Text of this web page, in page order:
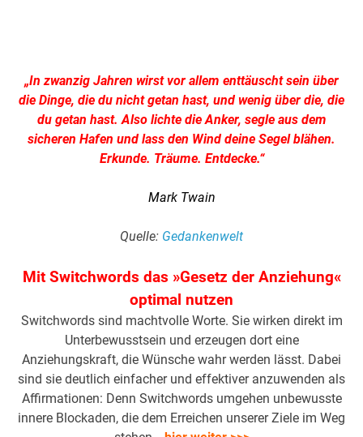
„In zwanzig Jahren wirst vor allem enttäuscht sein über
die Dinge, die du nicht getan hast, und wenig über die, die
du getan hast. Also lichte die Anker, segle aus dem
sicheren Hafen und lass den Wind deine Segel blähen.
Erkunde. Träume. Entdecke.“
Mark Twain
Quelle: Gedankenwelt
Mit Switchwords das »Gesetz der Anziehung«
optimal nutzen
Switchwords sind machtvolle Worte. Sie wirken direkt im
Unterbewusstsein und erzeugen dort eine
Anziehungskraft, die Wünsche wahr werden lässt. Dabei
sind sie deutlich einfacher und effektiver anzuwenden als
Affirmationen: Denn Switchwords umgehen unbewusste
innere Blockaden, die dem Erreichen unserer Ziele im Weg